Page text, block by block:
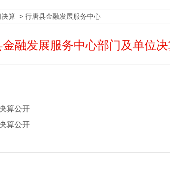
算 > 行唐县金融发展服务中心
融发展服务中心部门及单位
算公开
算公开